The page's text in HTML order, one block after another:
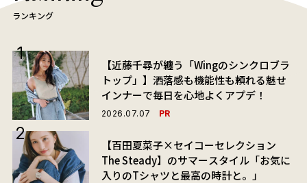
ランキング
【近藤千尋が纏う「Wingのシンクロブラ
トップ」】洒落感も機能性も頼れる魅せ
インナーで毎日を心地よくアプデ！
2026.07.07 PR
【百田夏菜子×セイコーセレクション
The Steady】のサマースタイル「お気に
入りのTシャツと最高の時計と。」